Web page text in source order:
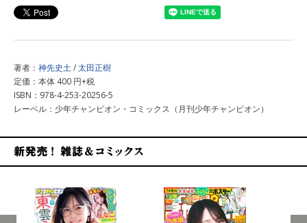
著者： 神先史土/太田正樹
定価：本体 400 円+税
ISBN：978-4-253-20256-5
レーベル：少年チャンピオン・コミックス（月刊少年チャンピオン）